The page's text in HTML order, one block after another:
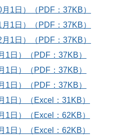
1日）（PDF：37KB）
1日）（PDF：37KB）
1日）（PDF：37KB）
1日）（PDF：37KB）
1日）（PDF：37KB）
1日）（PDF：37KB）
1日）（Excel：31KB）
1日）（Excel：62KB）
1日）（Excel：62KB）